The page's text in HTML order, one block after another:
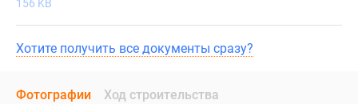
156 KB
Хотите получить все документы сразу?
Фотографии Ход строительства